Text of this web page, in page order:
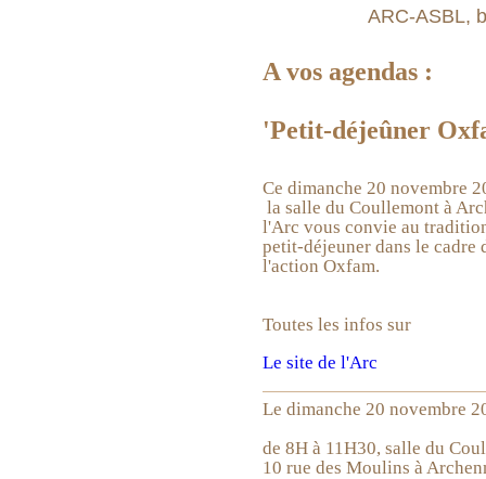
ARC-ASBL,
A vos agendas :
'Petit-déjeûner
Ce dimanche 20 novembre
la salle du Coullemont à
l'Arc vous convie au
petit-déjeuner dans le cadre
l'action Oxfam.
Toutes les infos sur
Le site de l'Arc
Le dimanche 20 novembre
de 8H à 11H30, salle du
10 rue des Moulins à